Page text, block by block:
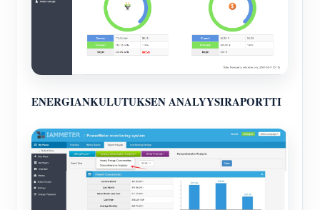
ENERGIANKULUTUKSEN ANALYYSIRAPORTTI